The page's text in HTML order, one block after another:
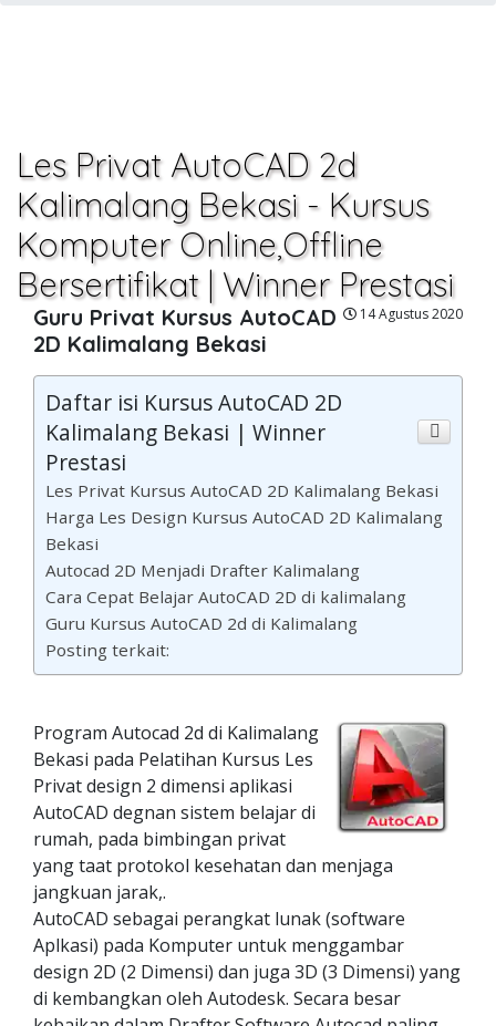
Les Privat AutoCAD 2d
Kalimalang Bekasi - Kursus
Komputer Online,Offline
Bersertifikat | Winner Prestasi
14 Agustus 2020
Guru Privat Kursus AutoCAD
2D Kalimalang Bekasi
Daftar isi Kursus AutoCAD 2D
Kalimalang Bekasi | Winner
Prestasi
Les Privat Kursus AutoCAD 2D Kalimalang Bekasi
Harga Les Design Kursus AutoCAD 2D Kalimalang
Bekasi
Autocad 2D Menjadi Drafter Kalimalang
Cara Cepat Belajar AutoCAD 2D di kalimalang
Guru Kursus AutoCAD 2d di Kalimalang
Posting terkait:
Program Autocad 2d di Kalimalang
Bekasi pada Pelatihan Kursus Les
Privat design 2 dimensi aplikasi
AutoCAD degnan sistem belajar di
rumah, pada bimbingan privat
yang taat protokol kesehatan dan menjaga
jangkuan jarak,.
AutoCAD sebagai perangkat lunak (software
Aplkasi) pada Komputer untuk menggambar
design 2D (2 Dimensi) dan juga 3D (3 Dimensi) yang
di kembangkan oleh Autodesk. Secara besar